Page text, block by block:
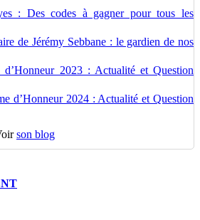
: Des codes à gagner pour tous les
de Jérémy Sebbane : le gardien de nos
2023 : Actualité et Question
d’Honneur 2024 : Actualité et Question
son blog